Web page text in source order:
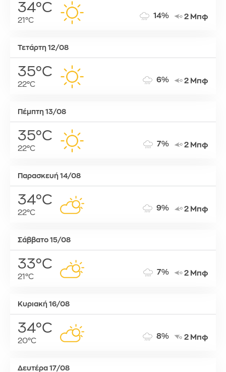
34°C
21°C
14% 2 Μπφ
Τετάρτη 12/08
35°C
22°C
6% 2 Μπφ
Πέμπτη 13/08
35°C
22°C
7% 2 Μπφ
Παρασκευή 14/08
34°C
22°C
9% 2 Μπφ
Σάββατο 15/08
33°C
21°C
7% 2 Μπφ
Κυριακή 16/08
34°C
20°C
8% 2 Μπφ
Δευτέρα 17/08